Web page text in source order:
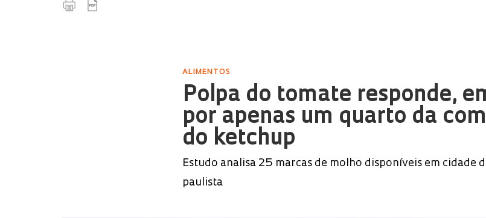
ALIMENTOS
Polpa do tomate responde,
por apenas um quarto da
do ketchup
Estudo analisa 25 marcas de molho disponíveis em cidade
paulista